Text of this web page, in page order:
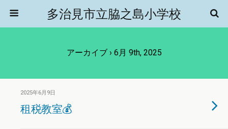
多治見市立脇之島小学校
アーカイブ › 6月 9th, 2025
2025年6月9日
租税教室💰